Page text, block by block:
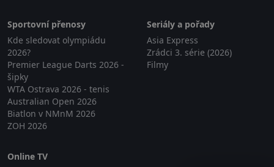
Sportovní přenosy
Kde sledovat olympiádu
2026?
Premier League Darts 2026 -
šipky
WTA Ostrava 2026 - tenis
Australian Open 2026
Biatlon v NMnM 2026
ZOH 2026
Seriály a pořady
Asia Express
Zrádci 3. série (2026)
Filmy
Online TV